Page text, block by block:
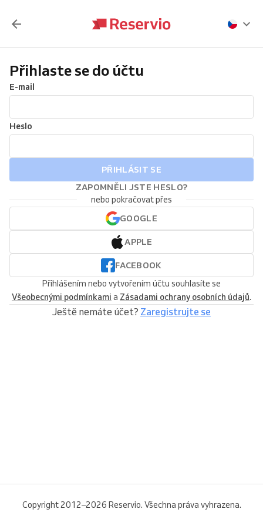
Přihlaste se do účtu
E-mail
Heslo
PŘIHLÁSIT SE
ZAPOMNĚLI JSTE HESLO?
nebo pokračovat přes
GOOGLE
APPLE
FACEBOOK
Přihlášením nebo vytvořením účtu souhlasíte se
Všeobecnými podmínkami a Zásadami ochrany osobních údajů.
Ještě nemáte účet? Zaregistrujte se
Copyright 2012–2026 Reservio. Všechna práva vyhrazena.